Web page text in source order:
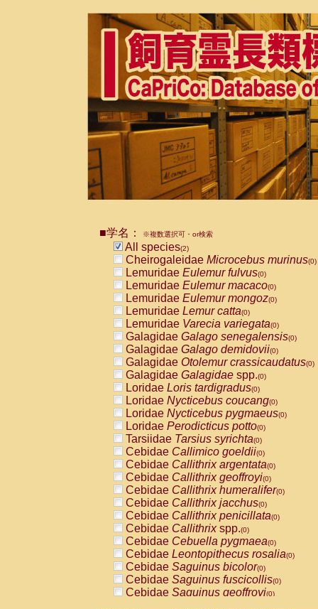
■学名： ※複数選択可・or検索
All species(2)
Cheirogaleidae Microcebus murinus(0)
Lemuridae Eulemur fulvus(0)
Lemuridae Eulemur macaco(0)
Lemuridae Eulemur mongoz(0)
Lemuridae Lemur catta(0)
Lemuridae Varecia variegata(0)
Galagidae Galago senegalensis(0)
Galagidae Galago demidovii(0)
Galagidae Otolemur crassicaudatus(0)
Galagidae Galagidae spp.(0)
Loridae Loris tardigradus(0)
Loridae Nycticebus coucang(0)
Loridae Nycticebus pygmaeus(0)
Loridae Perodicticus potto(0)
Tarsiidae Tarsius syrichta(0)
Cebidae Callimico goeldii(0)
Cebidae Callithrix argentata(0)
Cebidae Callithrix geoffroyi(0)
Cebidae Callithrix humeralifer(0)
Cebidae Callithrix jacchus(0)
Cebidae Callithrix penicillata(0)
Cebidae Callithrixspp.(0)
Cebidae Cebuella pygmaea(0)
Cebidae Leontopithecus rosalia(0)
Cebidae Saguinus bicolor(0)
Cebidae Saguinus fuscicollis(0)
Cebidae Saguinus geoffroyi(0)